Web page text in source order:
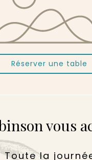
Réserver une table
vous
Toute la